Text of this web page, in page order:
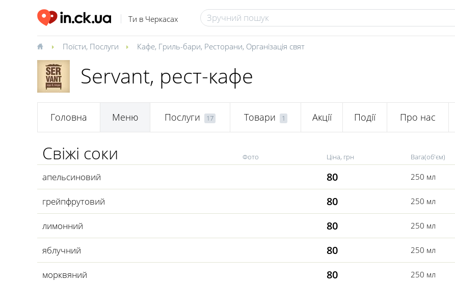
Ти в Черкасах
Поїсти, Послуги Кафе, Гриль-бари, Ресторани, Організація свят
Servant, рест-кафе
Головна Меню Послуги 17 Товари 1 Акції Події Про нас
Свіжі соки Фото Ціна, грн Вага(об'єм)
апельсиновий 80 250 мл
грейпфрутовий 80 250 мл
лимонний 80 250 мл
яблучний 80 250 мл
морквяний 80 250 мл